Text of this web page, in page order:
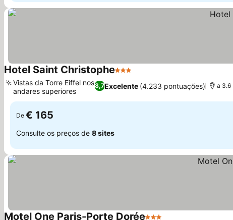
Hotel Saint Christophe3 Estrelas
8,7Excelente (4.233 pontuações)
Vistas da Torre Eiffel nos
andares superiores
a 3.6
De € 165
Consulte os preços de 8 sites
Motel One Paris-Porte Dorée